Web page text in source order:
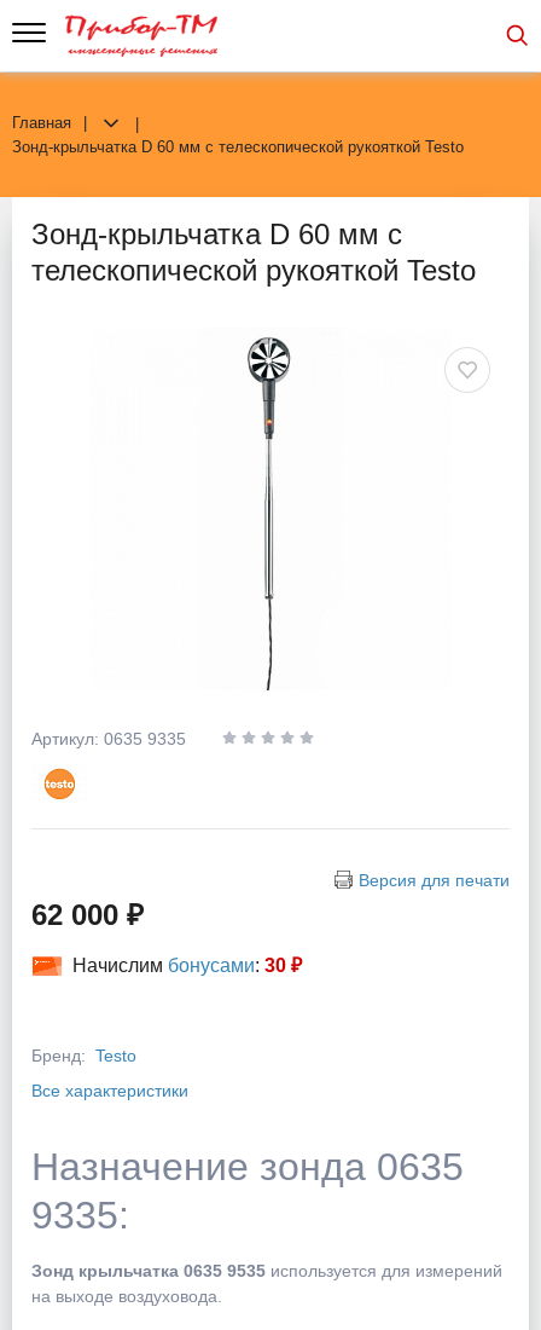
Главная
Зонд-крыльчатка D 60 мм с телескопической рукояткой Testo
Зонд-крыльчатка D 60 мм с
телескопической рукояткой Testo
Артикул: 0635 9335
Версия для печати
62 000 ₽
Начислим бонусами: 30 ₽
Бренд: Testo
Все характеристики
Назначение зонда 0635
9335:
Зонд крыльчатка 0635 9535 используется для измерений
на выходе воздуховода.